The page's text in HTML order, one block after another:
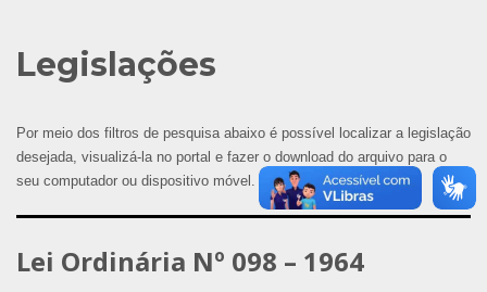
Legislações
Por meio dos filtros de pesquisa abaixo é possível localizar a legislação
desejada, visualizá-la no portal e fazer o download do arquivo para o
seu computador ou dispositivo móvel.
Lei Ordinária Nº 098 – 1964